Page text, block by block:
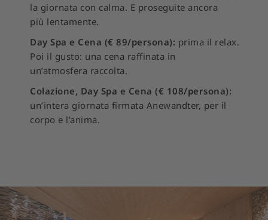
la giornata con calma. E proseguite ancora
più lentamente.
Day Spa e Cena (€ 89/persona): prima il relax.
Poi il gusto: una cena raffinata in
un’atmosfera raccolta.
Colazione, Day Spa e Cena (€ 108/persona):
un’intera giornata firmata Anewandter, per il
corpo e l’anima.